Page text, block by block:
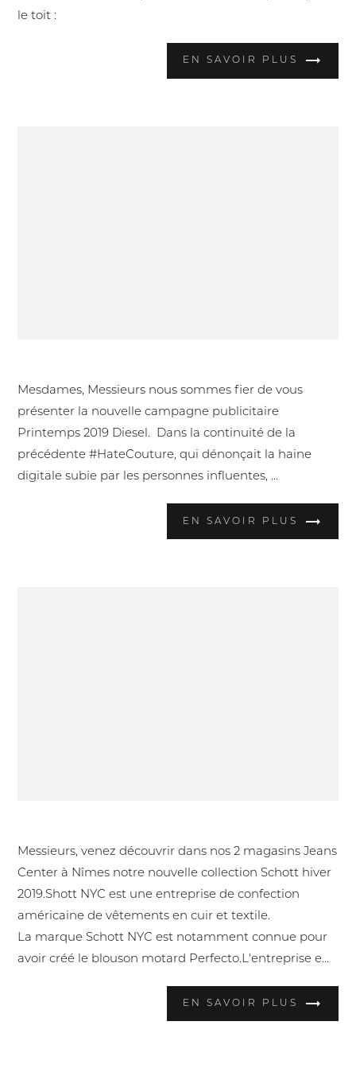
le toit :
EN SAVOIR PLUS
Mesdames, Messieurs nous sommes fier de vous
présenter la nouvelle campagne publicitaire
Printemps 2019 Diesel. Dans la continuité de la
précédente #HateCouture, qui dénonçait la haine
digitale subie par les personnes influentes, ...
EN SAVOIR PLUS
Messieurs, venez découvrir dans nos 2 magasins Jeans
Center à Nîmes notre nouvelle collection Schott hiver
2019.Shott NYC est une entreprise de confection
américaine de vêtements en cuir et textile.
La marque Schott NYC est notamment connue pour
avoir créé le blouson motard Perfecto.L'entreprise e...
EN SAVOIR PLUS